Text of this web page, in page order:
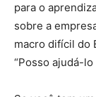
para o
sobre a
macro difícil do
“Posso ajudá-lo